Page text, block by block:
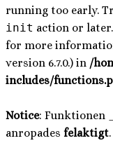
running too early.
init action or later.
for more
version 6.7.0.) in /
includes/
Notice: Funktionen
anropades felaktigt